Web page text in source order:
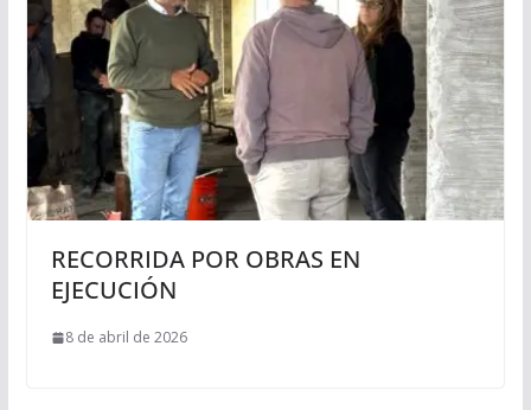
RECORRIDA POR OBRAS EN
EJECUCIÓN
8 de abril de 2026